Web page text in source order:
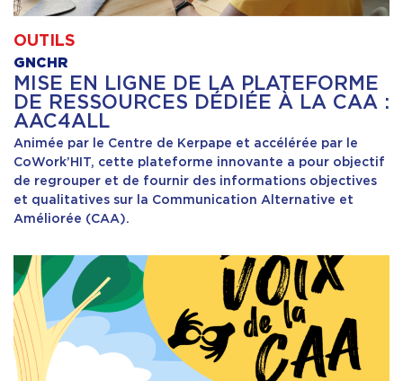
OUTILS
GNCHR
MISE EN LIGNE DE LA PLATEFORME
DE RESSOURCES DÉDIÉE À LA CAA :
AAC4ALL
Animée par le Centre de Kerpape et accélérée par le
CoWork’HIT, cette plateforme innovante a pour objectif
de regrouper et de fournir des informations objectives
et qualitatives sur la Communication Alternative et
Améliorée (CAA).